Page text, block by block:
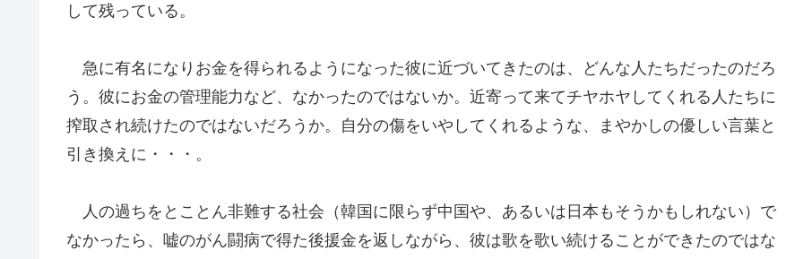
して残っている。
急に有名になりお金を得られるようになった彼に近づいてきたのは、どんな人たちだったのだろ
う。彼にお金の管理能力など、なかったのではないか。近寄って来てチヤホヤしてくれる人たちに
搾取され続けたのではないだろうか。自分の傷をいやしてくれるような、まやかしの優しい言葉と
引き換えに・・・。
人の過ちをとことん非難する社会（韓国に限らず中国や、あるいは日本もそうかもしれない）で
なかったら、嘘のがん闘病で得た後援金を返しながら、彼は歌を歌い続けることができたのではな